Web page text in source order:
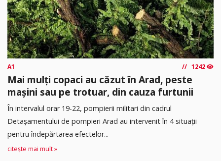
A1 1242
Mai mulți copaci au căzut în Arad, peste
mașini sau pe trotuar, din cauza furtunii
În intervalul orar 19-22, pompierii militari din cadrul
Detașamentului de pompieri Arad au intervenit în 4 situații
pentru îndepărtarea efectelor...
citește mai mult »